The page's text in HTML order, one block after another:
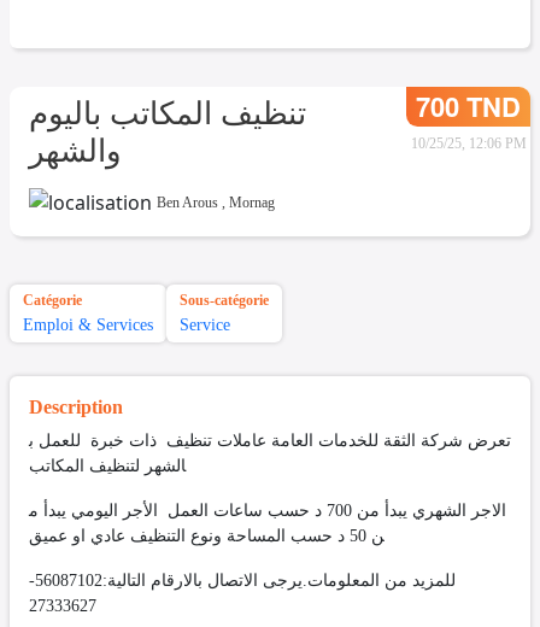
تنظيف المكاتب باليوم
والشهر
700 TND
10/25/25, 12:06 PM
Ben Arous , Mornag
Catégorie
Emploi & Services
Sous-catégorie
Service
Description
تعرض شركة الثقة للخدمات العامة عاملات تنظيف ذات خبرة للعمل ب
الشهر لتنظيف المكاتب
الاجر الشهري يبدأ من 700 د حسب ساعات العمل الأجر اليومي يبدأ م
ن 50 د حسب المساحة ونوع التنظيف عادي او عميق
للمزيد من المعلومات.يرجى الاتصال بالارقام التالية:56087102-
27333627